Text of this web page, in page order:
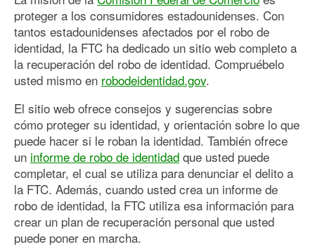
proteger a los consumidores estadounidenses. Con
tantos estadounidenses afectados por el robo de
identidad, la FTC ha dedicado un sitio web completo a
la recuperación del robo de identidad. Compruébelo
usted mismo en robodeidentidad.gov.
El sitio web ofrece consejos y sugerencias sobre
cómo proteger su identidad, y orientación sobre lo que
puede hacer si le roban la identidad. También ofrece
un informe de robo de identidad que usted puede
completar, el cual se utiliza para denunciar el delito a
la FTC. Además, cuando usted crea un informe de
robo de identidad, la FTC utiliza esa información para
crear un plan de recuperación personal que usted
puede poner en marcha.